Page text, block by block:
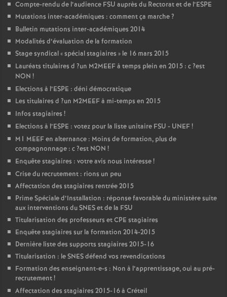
Compte-rendu de l’audience FSU auprès du Rectorat et de l’ESPE
Mutations inter-académiques : comment ça marche?
Bulletin mutations inter-académiques 2014
Modalités d’évaluation de la formation
Stage syndical «spécial stagiaires » le 16 mars 2015
Lauréats titulaires d ?un M2MEEFà temps plein en 2015 : c?est
NON !
Elections à l’ESPE : déni démocratique
Les titulaires d ?un M2MEEFà mi-temps en 2015
Infos stagiaires !
Elections à l’ESPE : votez pour la liste unitaire FSU - UNEF!
M1 MEEFen alternance : Moins de formation, plus de
compagnonnage : c?est NON !
Enquête stagiaires : votre avis nous intéresse!
Crise du recrutement : rions un peu
Affectation des stagiaires rentrée 2015
Prime Spéciale d’Installation : réponse favorable du ministère suite
aux interventions duSNESet de la FSU
Titularisation des professeurs etCPE stagiaires
Enquête stagiaires sur la formation 2014-2015
Dernière liste des supports stagiaires 2015-16
Titularisation : leSNESdéfend vos revendications
Formation des enseignant-e-s : Non à l’apprentissage, oui au pré-
recrutement!
Affectation des stagiaires 2015-16 à Créteil